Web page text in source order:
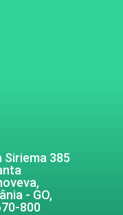
Siriema 385
- GO,
800